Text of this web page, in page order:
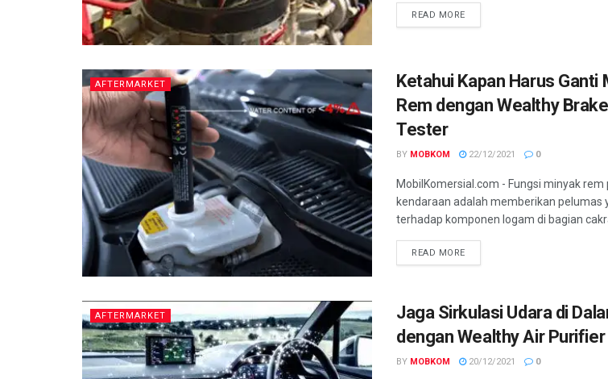
READ MORE
AFTERMARKET
Ketahui Kapan Harus Ganti
Rem dengan Wealthy
Tester
BY MOBKOM 22/12/2021 0
MobilKomersial.com - Fungsi minyak rem
kendaraan adalah memberikan pelumas
terhadap komponen logam di bagian
READ MORE
AFTERMARKET
Jaga Sirkulasi Udara di
dengan Wealthy Air Purifier
BY MOBKOM 20/12/2021 0